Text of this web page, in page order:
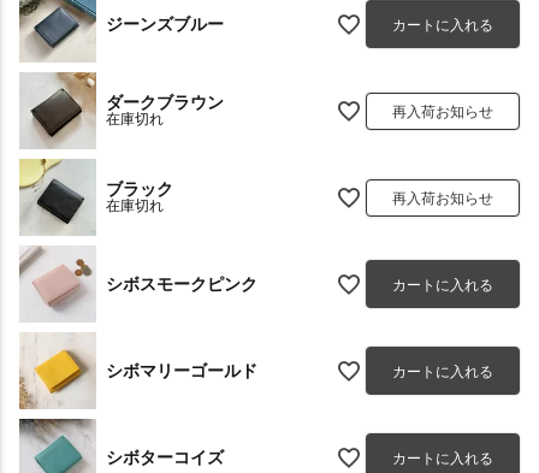
ジーンズブルー カートに入れる
ダークブラウン
在庫切れ 再入荷お知らせ
ブラック
在庫切れ 再入荷お知らせ
シボスモークピンク カートに入れる
シボマリーゴールド カートに入れる
シボターコイズ カートに入れる